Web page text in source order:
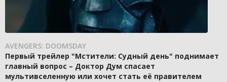
AVENGERS: DOOMSDAY
Первый трейлер "Мстители: Судный день" поднимает
главный вопрос – Доктор Дум спасает
мультивселенную или хочет стать её правителем